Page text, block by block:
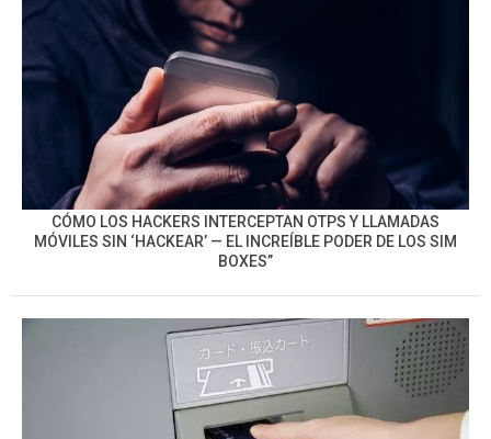
CÓMO LOS HACKERS INTERCEPTAN OTPS Y LLAMADAS
MÓVILES SIN ‘HACKEAR’ — EL INCREÍBLE PODER DE LOS SIM
BOXES”